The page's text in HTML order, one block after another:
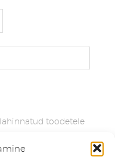
toodetele